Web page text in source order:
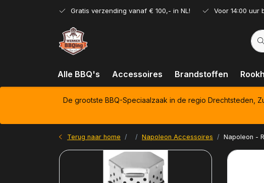
Gratis verzending vanaf € 100,- in NL! Voor 14:00 uur
Alle BBQ's Accessoires Brandstoffen
De grootste BBQ-Speciaalzaak in de regio Drechtsteden,
Terug naar home Napoleon Accessoires Napoleon -